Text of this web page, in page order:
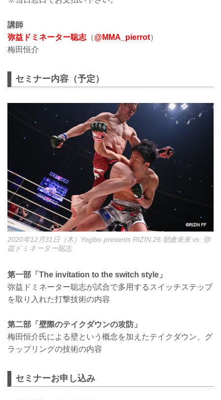
講師
弥益ドミネーター聡志 （@MMA_pierrot）
梅田恒介
セミナー内容（予定）
2020年12月31日（木）Yogibo presents RIZIN.26 朝倉未来 vs. 弥
益ドミネーター聡志
第一部「The invitation to the switch style」
弥益ドミネーター聡志が試合で多用するスイッチステップ
を取り入れた打撃技術の内容
第二部「壁際のテイクダウンの攻防」
梅田恒介氏による壁という概念を加えたテイクダウン、グ
ラップリングの技術の内容
セミナーお申し込み